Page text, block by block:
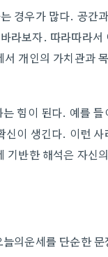
경우가 많다. 공간
라보자. 따라따라
개인의 가치관과
힘이 된다. 예를
이 생긴다. 이런
반한 해석은 자신
의운세를 단순한